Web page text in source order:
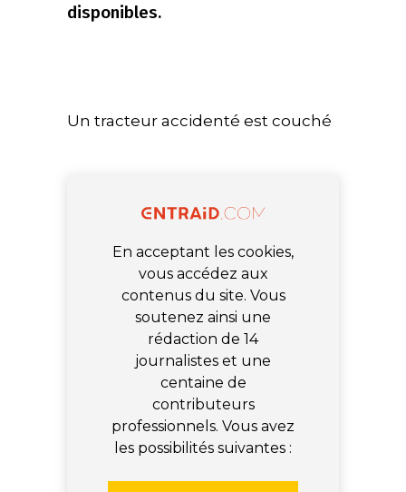
disponibles.
Un tracteur accidenté est couché
En acceptant les cookies,
vous accédez aux
contenus du site. Vous
soutenez ainsi une
rédaction de 14
journalistes et une
centaine de
contributeurs
professionnels. Vous avez
les possibilités suivantes :